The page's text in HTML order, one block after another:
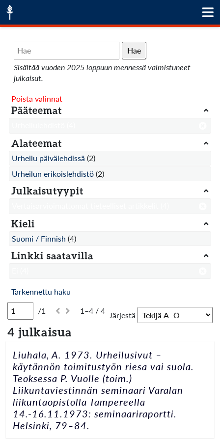
Hae
Sisältää vuoden 2025 loppuun mennessä valmistuneet
julkaisut.
/1 1–4 / 4 Järjestä
4 julkaisua
Liuhala, A. 1973. Urheilusivut –
käytännön toimitustyön riesa vai suola.
Teoksessa P. Vuolle (toim.)
Liikuntaviestinnän seminaari Varalan
liikuntaopistolla Tampereella
14.-16.11.1973: seminaariraportti.
Helsinki, 79–84.
Poista valinnat
Pääteemat
Alateemat
Urheilu päivälehdissä (2)
Urheilun erikoislehdistö (2)
Julkaisutyypit
Kieli
Suomi / Finnish (4)
Linkki saatavilla
Tarkennettu haku